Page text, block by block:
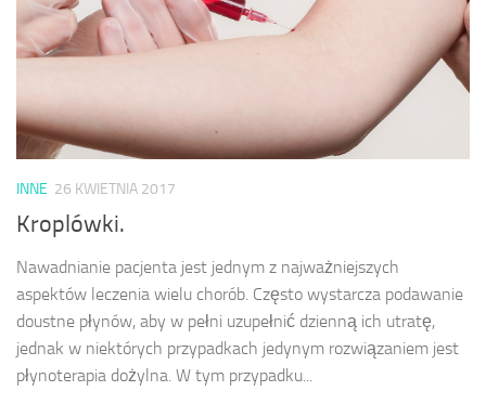
INNE 26 KWIETNIA 2017
Kroplówki.
Nawadnianie pacjenta jest jednym z najważniejszych
aspektów leczenia wielu chorób. Często wystarcza podawanie
doustne płynów, aby w pełni uzupełnić dzienną ich utratę,
jednak w niektórych przypadkach jedynym rozwiązaniem jest
płynoterapia dożylna. W tym przypadku...